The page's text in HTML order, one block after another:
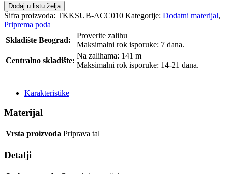
Dodaj u listu želja
Šifra proizvoda: TKKSUB-ACC010 Kategorije: Dodatni materijal,
Priprema poda
Skladište Beograd:
Proverite zalihu
Maksimalni rok isporuke: 7 dana.
Centralno skladište:
Na zalihama: 141 m
Maksimalni rok isporuke: 14-21 dana.
Karakteristike
Materijal
Vrsta proizvoda Priprava tal
Detalji